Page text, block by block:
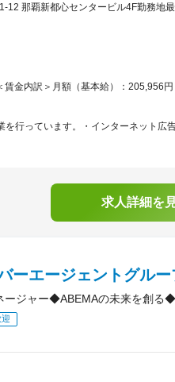
12 那覇新都心センタービル4F勤務地
金内訳＞月額（基本給）：205,956
行っています。・インターネット広
求人詳細を
ーエージェントグルー
ージャー◆ABEMAの未来を創る